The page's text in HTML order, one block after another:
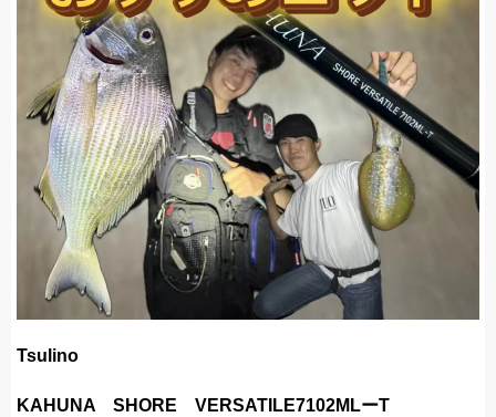
Tsulino
KAHUNA SHORE VERSATILE7102MLーT